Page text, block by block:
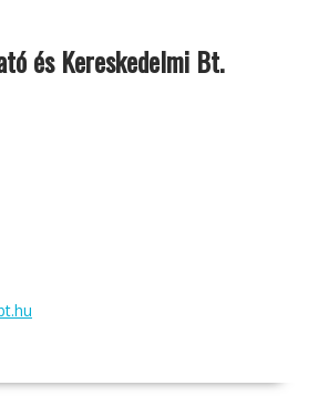
és Kereskedelmi Bt.